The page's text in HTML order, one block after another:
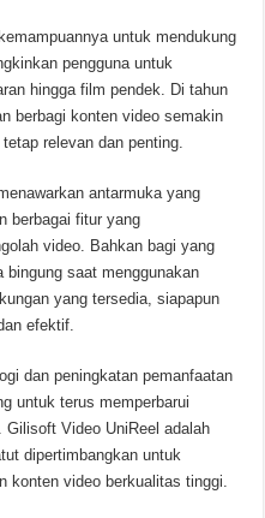
untuk mendukung
pengguna untuk
hingga film pendek. Di tahun
berbagi konten video semakin
relevan dan penting.
antarmuka yang
berbagai fitur yang
video. Bahkan bagi yang
bingung saat menggunakan
yang tersedia, siapapun
efektif.
dan peningkatan pemanfaatan
untuk terus memperbarui
Gilisoft Video UniReel adalah
dipertimbangkan untuk
konten video berkualitas tinggi.